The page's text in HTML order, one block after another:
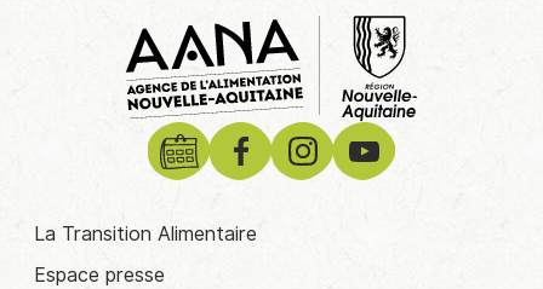
La Transition Alimentaire
Espace presse